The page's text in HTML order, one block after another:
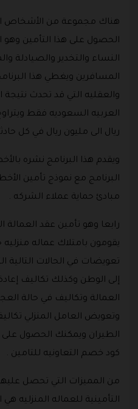
هناك مجموعة من الأشخاص
الحصول على هذا التأمين وهو
النساء والتخدير والصيادلة
المسافرين ويغطي هذا
والعقليه التي قد تحدث
ريال الى مليون ريال في كل
ويقدم هذا البرنامج نشره
البرنامج مع نموذج تأمين
مبادئ حماية عملاء الشركه .
رابعا وهو تأمين عقد العمالة
يقومون بامتلاك عماله
تعويضات في الحالات التالية
إلى الوطن وكذلك تكاليف
العمالة وتكاليف في حالة
وتعويض العامل المنزلي
الطيران ويمكنك الحصول
كود خصم التعاونيه للتامين .
من المميزات التي تحصل
التأمينية للعماله المنزليه